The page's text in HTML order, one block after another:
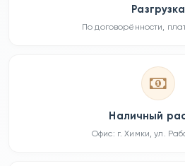
Разгрузка
По договорённости,
Наличный
Офис: г. Химки, ул.